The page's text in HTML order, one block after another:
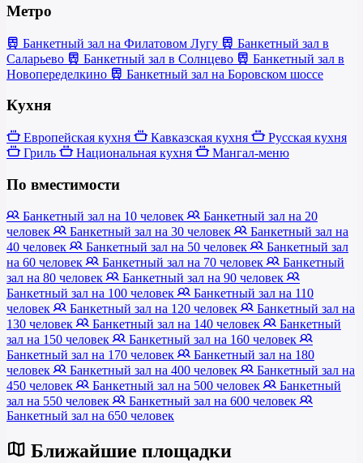
Метро
Банкетный зал на Филатовом Лугу
Банкетный зал в
Саларьево
Банкетный зал в Солнцево
Банкетный зал в
Новопеределкино
Банкетный зал на Боровском шоссе
Кухня
Европейская кухня Кавказская кухня
Русская кухня
Гриль
Национальная кухня Мангал-меню
По вместимости
Банкетный зал на 10 человек
Банкетный зал на 20
человек
Банкетный зал на 30 человек
Банкетный зал на
40 человек
Банкетный зал на 50 человек
Банкетный зал
на 60 человек
Банкетный зал на 70 человек
Банкетный
зал на 80 человек
Банкетный зал на 90 человек
Банкетный зал на 100 человек
Банкетный зал на 110
человек
Банкетный зал на 120 человек
Банкетный зал на
130 человек
Банкетный зал на 140 человек
Банкетный
зал на 150 человек
Банкетный зал на 160 человек
Банкетный зал на 170 человек
Банкетный зал на 180
человек
Банкетный зал на 400 человек
Банкетный зал на
450 человек
Банкетный зал на 500 человек
Банкетный
зал на 550 человек
Банкетный зал на 600 человек
Банкетный зал на 650 человек
Ближайшие площадки